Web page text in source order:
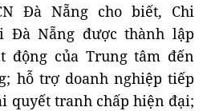
Đà Nẵng cho biết, Chi
Đà Nẵng được thành lập
động của Trung tâm đến
hỗ trợ doanh nghiệp tiếp
quyết tranh chấp hiện đại;